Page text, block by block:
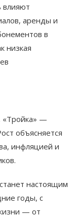
влияют
аренды и
в
низкая
«Тройка» —
объясняется
инфляцией и
настоящим
годы, с
— от